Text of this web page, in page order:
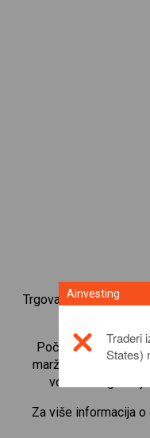
Trgovanje CFD-ovima
Počnite trgovati
maržnim depozitima
volumen
Za više informacija
Ainvesting
Traderi
States)